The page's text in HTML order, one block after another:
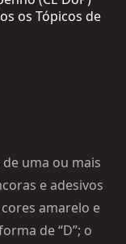
os Tópicos de
uma ou mais
e adesivos
amarelo e
de “D”; o